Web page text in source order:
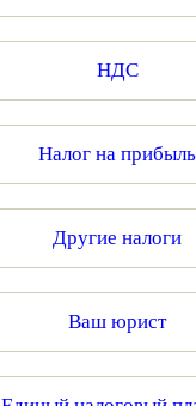
НДС
Налог на прибыль
Другие налоги
Ваш юрист